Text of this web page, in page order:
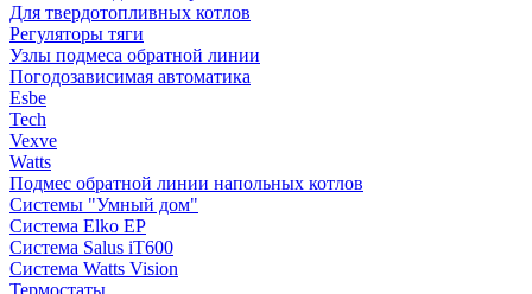
Для твердотопливных котлов
Регуляторы тяги
Узлы подмеса обратной линии
Погодозависимая автоматика
Esbe
Tech
Vexve
Watts
Подмес обратной линии напольных котлов
Системы "Умный дом"
Система Elko EP
Система Salus iT600
Система Watts Vision
Термостаты